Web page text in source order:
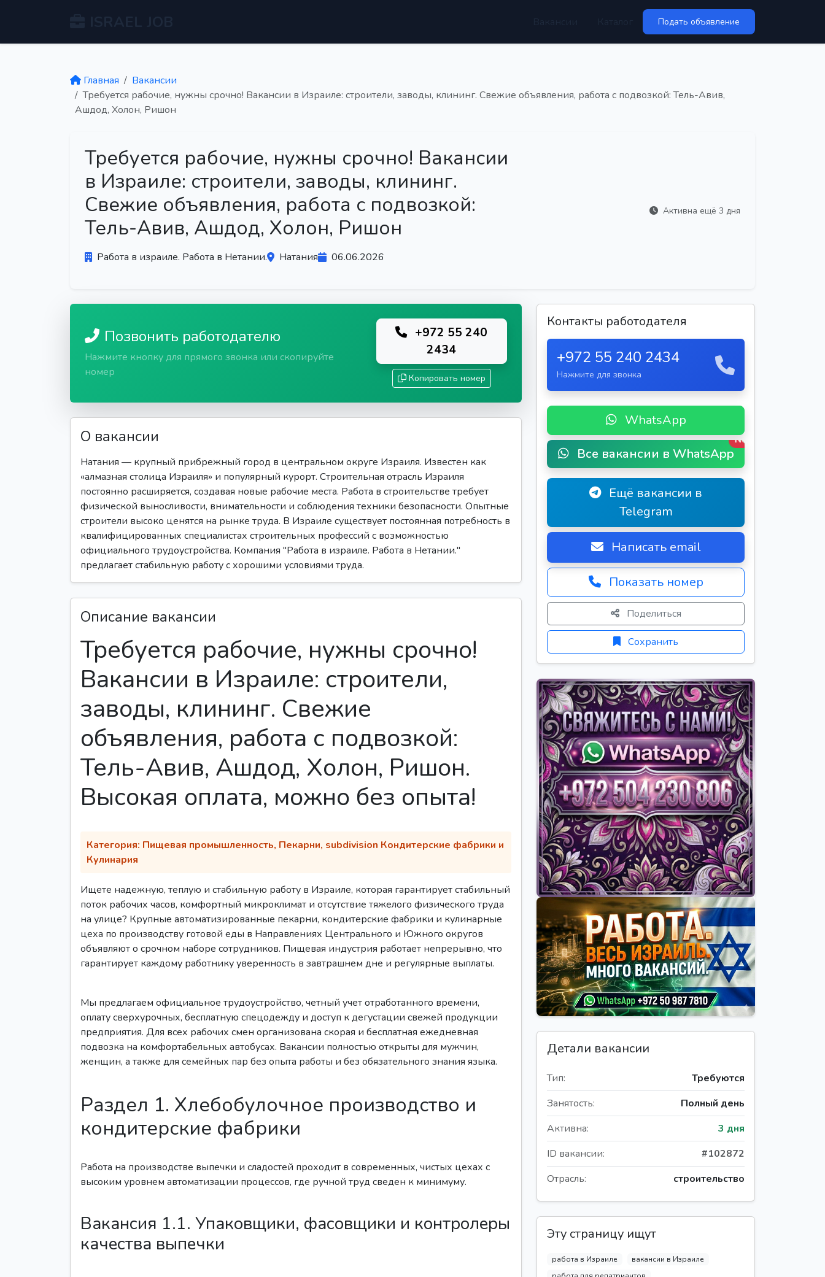
Подать объявление
Главная
Вакансии
Требуется рабочие, нужны срочно! Вакансии в Израиле: строители, заводы, клининг. Свежие объявления, работа с подвозкой: Тель-Авив,
Ашдод, Холон, Ришон
Требуется рабочие, нужны срочно! Вакансии
в Израиле: строители, заводы, клининг.
Свежие объявления, работа с подвозкой:
Тель-Авив, Ашдод, Холон, Ришон
Работа в израиле. Работа в Нетании. Натания 06.06.2026
Активна ещё 3 дня
Позвонить работодателю
Нажмите кнопку для прямого звонка или скопируйте
номер
+972 55 240
2434
Копировать номер
О вакансии
Натания — крупный прибрежный город в центральном округе Израиля. Известен как
«алмазная столица Израиля» и популярный курорт. Строительная отрасль Израиля
постоянно расширяется, создавая новые рабочие места. Работа в строительстве требует
физической выносливости, внимательности и соблюдения техники безопасности. Опытные
строители высоко ценятся на рынке труда. В Израиле существует постоянная потребность в
квалифицированных специалистах строительных профессий с возможностью
официального трудоустройства. Компания "Работа в израиле. Работа в Нетании."
предлагает стабильную работу с хорошими условиями труда.
Описание вакансии
Требуется рабочие, нужны срочно!
Вакансии в Израиле: строители,
заводы, клининг. Свежие
объявления, работа с подвозкой:
Тель-Авив, Ашдод, Холон, Ришон.
Высокая оплата, можно без опыта!
Категория: Пищевая промышленность, Пекарни, subdivision Кондитерские фабрики и
Кулинария
Ищете надежную, теплую и стабильную работу в Израиле, которая гарантирует стабильный
поток рабочих часов, комфортный микроклимат и отсутствие тяжелого физического труда
на улице? Крупные автоматизированные пекарни, кондитерские фабрики и кулинарные
цеха по производству готовой еды в Направлениях Центрального и Южного округов
объявляют о срочном наборе сотрудников. Пищевая индустрия работает непрерывно, что
гарантирует каждому работнику уверенность в завтрашнем дне и регулярные выплаты.
Мы предлагаем официальное трудоустройство, четный учет отработанного времени,
оплату сверхурочных, бесплатную спецодежду и доступ к дегустации свежей продукции
предприятия. Для всех рабочих смен организована скорая и бесплатная ежедневная
подвозка на комфортабельных автобусах. Вакансии полностью открыты для мужчин,
женщин, а также для семейных пар без опыта работы и без обязательного знания языка.
Раздел 1. Хлебобулочное производство и
кондитерские фабрики
Работа на производстве выпечки и сладостей проходит в современных, чистых цехах с
высоким уровнем автоматизации процессов, где ручной труд сведен к минимуму.
Вакансия 1.1. Упаковщики, фасовщики и контролеры
качества выпечки
Контакты работодателя
+972 55 240 2434
Нажмите для звонка
WhatsApp
Все вакансии в WhatsApp
New
Ещё вакансии в
Telegram
Написать email
Показать номер
Поделиться
Сохранить
Детали вакансии
Тип:
Требуются
Занятость:
Полный день
Активна:
3 дня
ID вакансии:
#102872
Отрасль:
строительство
Эту страницу ищут
работа в Израиле
вакансии в Израиле